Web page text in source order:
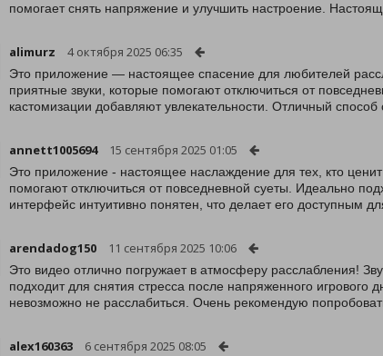
помогает снять напряжение и улучшить настроение.
alimurz 4 октября 2025 06:35
Это приложение — настоящее спасение для любителей
приятные звуки, которые помогают отключиться от
кастомизации добавляют увлекательности. Отличный способ
annett1005694 15 сентября 2025 01:05
Это приложение - настоящее наслаждение для тех, кто
помогают отключиться от повседневной суеты. Идеально
интерфейс интуитивно понятен, что делает его доступным
arendadog150 11 сентября 2025 10:06
Это видео отлично погружает в атмосферу расслабления!
подходит для снятия стресса после напряженного
невозможно не расслабиться. Очень рекомендую
alex160363 6 сентября 2025 08:05